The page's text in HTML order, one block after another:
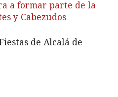
a formar parte de la
y Cabezudos
de Alcalá de